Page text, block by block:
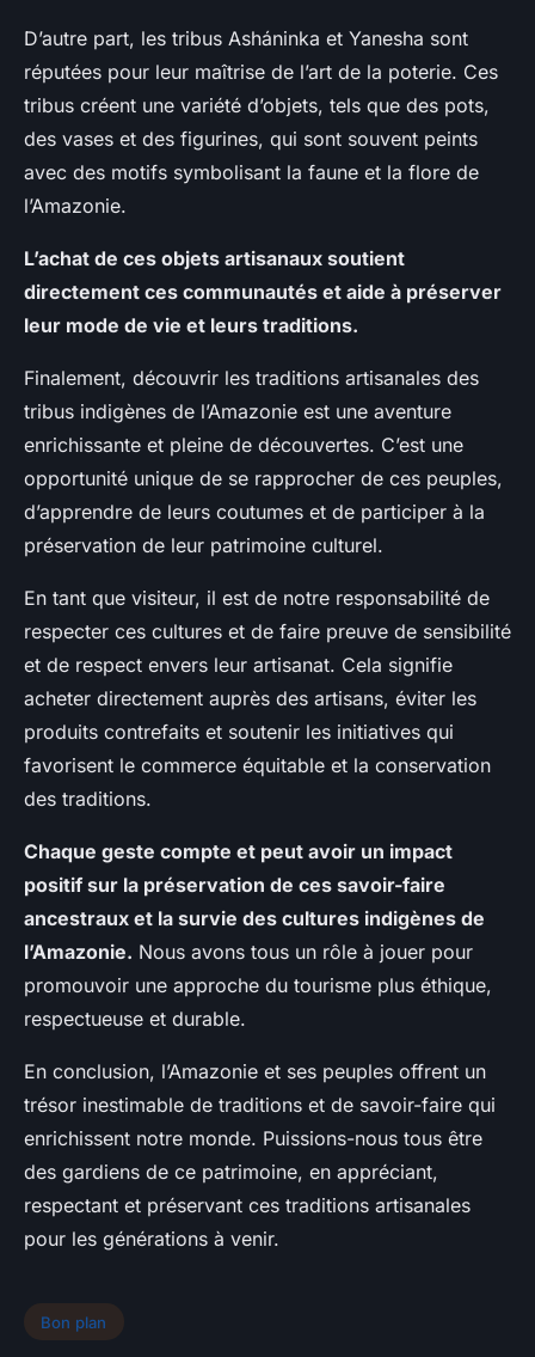
D’autre part, les tribus Asháninka et Yanesha sont
réputées pour leur maîtrise de l’art de la poterie. Ces
tribus créent une variété d’objets, tels que des pots,
des vases et des figurines, qui sont souvent peints
avec des motifs symbolisant la faune et la flore de
l’Amazonie.
L’achat de ces objets artisanaux soutient
directement ces communautés et aide à préserver
leur mode de vie et leurs traditions.
Finalement, découvrir les traditions artisanales des
tribus indigènes de l’Amazonie est une aventure
enrichissante et pleine de découvertes. C’est une
opportunité unique de se rapprocher de ces peuples,
d’apprendre de leurs coutumes et de participer à la
préservation de leur patrimoine culturel.
En tant que visiteur, il est de notre responsabilité de
respecter ces cultures et de faire preuve de sensibilité
et de respect envers leur artisanat. Cela signifie
acheter directement auprès des artisans, éviter les
produits contrefaits et soutenir les initiatives qui
favorisent le commerce équitable et la conservation
des traditions.
Chaque geste compte et peut avoir un impact
positif sur la préservation de ces savoir-faire
ancestraux et la survie des cultures indigènes de
l’Amazonie. Nous avons tous un rôle à jouer pour
promouvoir une approche du tourisme plus éthique,
respectueuse et durable.
En conclusion, l’Amazonie et ses peuples offrent un
trésor inestimable de traditions et de savoir-faire qui
enrichissent notre monde. Puissions-nous tous être
des gardiens de ce patrimoine, en appréciant,
respectant et préservant ces traditions artisanales
pour les générations à venir.
Bon plan